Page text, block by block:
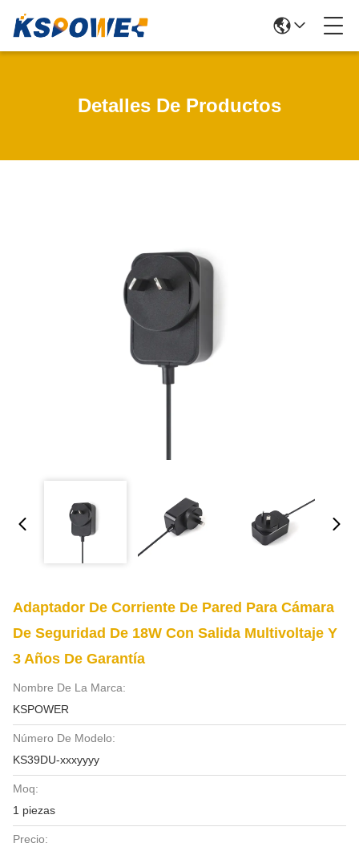
Detalles De Productos
Adaptador De Corriente De Pared Para Cámara
De Seguridad De 18W Con Salida Multivoltaje Y
3 Años De Garantía
Nombre De La Marca:
KSPOWER
Número De Modelo:
KS39DU-xxxyyyy
Moq:
1 piezas
Precio: